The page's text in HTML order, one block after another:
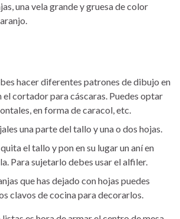
una vela grande y gruesa de color
hacer diferentes patrones de dibujo en
el cortador para cáscaras. Puedes optar
en forma de caracol, etc.
una parte del tallo y una o dos hojas.
el tallo y pon en su lugar un aní en
Para sujetarlo debes usar el alfiler.
que has dejado con hojas puedes
clavos de cocina para decorarlos.